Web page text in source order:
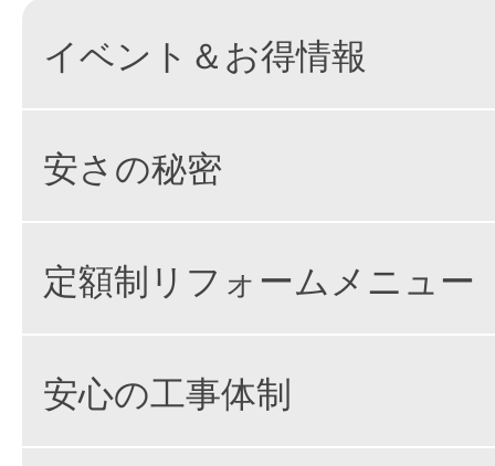
イベント＆お得情報
安さの秘密
定額制リフォームメニュー
安心の工事体制